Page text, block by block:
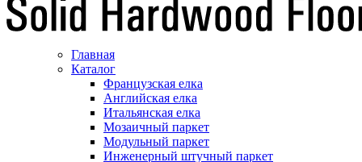
Главная
Каталог
Французская елка
Английская елка
Итальянская елка
Мозаичный паркет
Модульный паркет
Инженерный штучный паркет